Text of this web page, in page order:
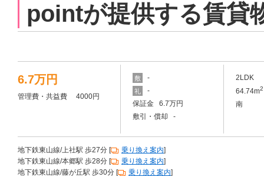
pointが提供する賃貸
6.7万円
管理費・共益費 4000円
敷 -
礼
-
保証金 6.7万円
敷引・償却 -
2LDK
64.74m2
南
地下鉄東山線/上社駅 歩27分 [ 乗り換え案内]
地下鉄東山線/本郷駅 歩28分 [
乗り換え案内]
地下鉄東山線/藤が丘駅 歩30分 [
乗り換え案内]